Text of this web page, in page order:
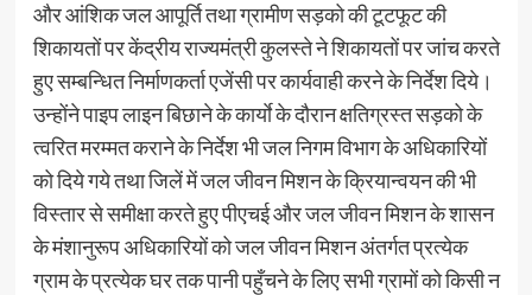
और आंशिक जल आपूर्ति तथा ग्रामीण सड़को की टूटफूट की
शिकायतों पर केंद्रीय राज्यमंत्री कुलस्ते ने शिकायतों पर जांच करते
हुए सम्बन्धित निर्माणकर्ता एजेंसी पर कार्यवाही करने के निर्देश दिये।
उन्होंने पाइप लाइन बिछाने के कार्याे के दौरान क्षतिग्रस्त सड़को के
त्वरित मरम्मत कराने के निर्देश भी जल निगम विभाग के अधिकारियों
को दिये गये तथा जिलें में जल जीवन मिशन के क्रियान्वयन की भी
विस्तार से समीक्षा करते हुए पीएचई और जल जीवन मिशन के शासन
के मंशानुरूप अधिकारियों को जल जीवन मिशन अंतर्गत प्रत्येक
ग्राम के प्रत्येक घर तक पानी पहुँचने के लिए सभी ग्रामों को किसी न